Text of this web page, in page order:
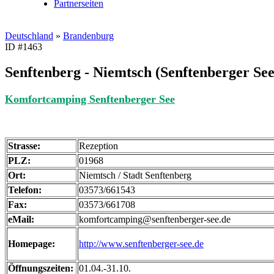
Partnerseiten
Deutschland » Brandenburg
ID #1463
Senftenberg - Niemtsch (Senftenberger
Komfortcamping Senftenberger See
Strasse:
Rezeption
PLZ:
01968
Ort:
Niemtsch / Stadt Senftenberg
Telefon:
03573/661543
Fax:
03573/661708
eMail:
komfortcamping@senftenberger-see.de
Homepage: http://www.senftenberger-see.de
Öffnungszeiten: 01.04.-31.10.